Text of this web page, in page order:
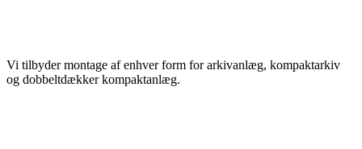
Vi tilbyder montage af enhver form for arkivanlæg, kompaktarkiv
og dobbeltdækker kompaktanlæg.